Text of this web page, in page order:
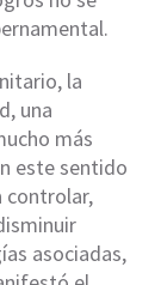
la
una
más
este sentido
controlar,
asociadas,